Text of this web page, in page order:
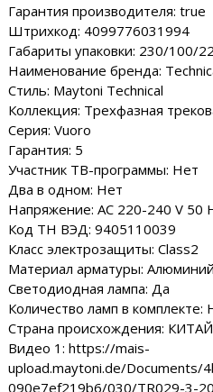
Гарантия производителя: true
Штрихкод: 4099776031994
Габариты упаковки: 230/100/
Наименование бренда:
Стиль: Maytoni Technical
Коллекция: Трехфазная
Серия: Vuoro
Гарантия: 5
Участник ТВ-программы: Нет
Два в одном: Нет
Напряжение: AC 220-240 V 50
Код ТН ВЭД: 9405110039
Класс электрозащиты: Class2
Материал арматуры: Алюминий
Светодиодная лампа: Да
Количество ламп в комплекте:
Страна происхождения: КИТАЙ
Видео 1: https://mais-
upload.maytoni.de/Documents/
090e7ef219b6/030/TR029-3-